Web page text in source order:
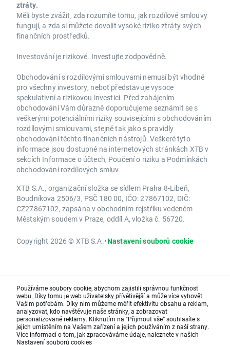
ztráty.
Měli byste zvážit, zda rozumíte tomu, jak rozdílové smlouvy
fungují, a zda si můžete dovolit vysoké riziko ztráty svých
finančních prostředků.
Investování je rizikové. Investujte zodpovědně.
Obchodování s rozdílovými smlouvami nemusí být vhodné
pro všechny investory, neboť představuje vysoce
spekulativní a rizikovou investici. Před zahájením
obchodování Vám důrazně doporučujeme seznámit se s
veškerými potenciálními riziky souvisejícími s obchodováním
rozdílovými smlouvami, stejně tak jako s pravidly
obchodování těchto finančních nástrojů. Veškeré tyto
informace jsou dostupné na internetových stránkách XTB v
sekcích Informace o účtech, Poučení o riziku a Podmínkách
obchodování rozdílových smluv.
XTB S.A., organizační složka se sídlem Praha 8-Libeň,
Boudníkova 2506/3, PSČ 180 00, IČO: 27867102, DIČ:
CZ27867102, zapsána v obchodním rejstříku vedeném
Městským soudem v Praze, oddíl A, vložka č. 56720.
Copyright 2026 © XTB S.A.•Nastavení souborů cookie
Používáme soubory cookie, abychom zajistili správnou funkčnost
webu. Díky tomu je web uživatelsky přívětivější a může více vyhovět
Vašim potřebám. Díky nim můžeme měřit efektivitu obsahu a reklam,
analyzovat, kdo navštěvuje naše stránky, a zobrazovat
personalizované reklamy. Kliknutím na "Přijmout vše“ souhlasíte s
jejich umístěním na Vašem zařízení a jejich používáním z naší strany.
Více informací o tom, jak zpracováváme údaje, naleznete v našich
Nastavení souborů cookies